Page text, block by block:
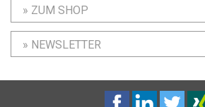
» ZUM SHOP
» NEWSLETTER